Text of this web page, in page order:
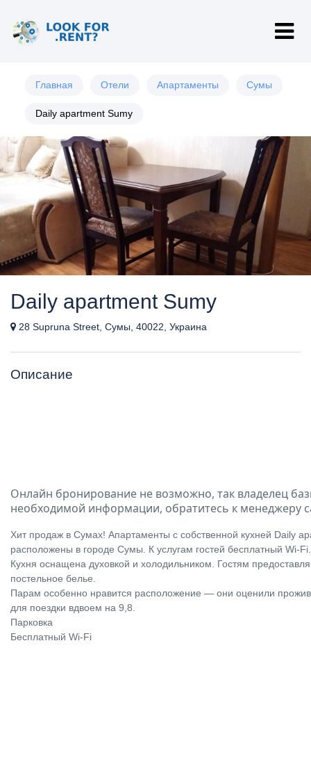
Главная Отели Апартаменты Сумы
Daily apartment Sumy
Daily apartment Sumy
28 Supruna Street, Сумы, 40022, Украина
Описание
Онлайн бронирование не возможно, так владелец
необходимой информации, обратитесь к менеджеру
Хит продаж в Сумах! Апартаменты с собственной кухней Daily
расположены в городе Сумы. К услугам гостей бесплатный Wi-Fi.
Кухня оснащена духовкой и холодильником. Гостям
постельное белье.
Парам особенно нравится расположение — они оценили
для поездки вдвоем на 9,8.
Парковка
Бесплатный Wi-Fi